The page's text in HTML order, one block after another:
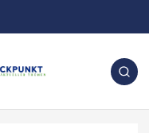
Themen